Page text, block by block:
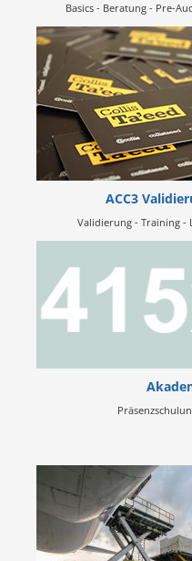
Basics - Beratung - Pre-
ACC3
Validierung - Training -